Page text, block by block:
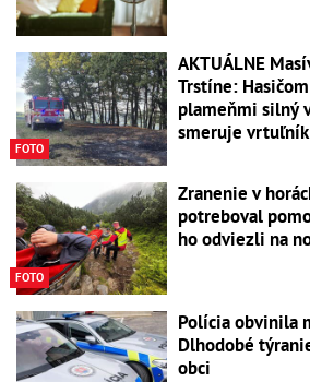
FOTO
AKTUÁLNE
Trstíne:
plameňmi silný vietor,
smeruje vrtuľník
FOTO
Zranenie v
potreboval
ho odviezli na
Polícia obvinila
Dlhodobé
obci